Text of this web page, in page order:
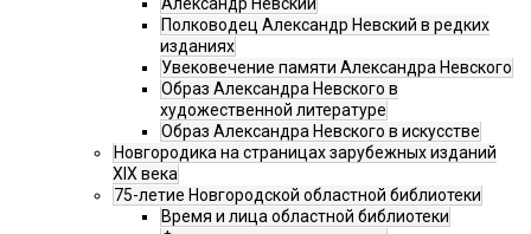
Александр Невский
Полководец Александр Невский в редких
изданиях
Увековечение памяти Александра Невского
Образ Александра Невского в
художественной литературе
Образ Александра Невского в искусстве
Новгородика на страницах зарубежных изданий
XIX века
75-летие Новгородской областной библиотеки
Время и лица областной библиотеки